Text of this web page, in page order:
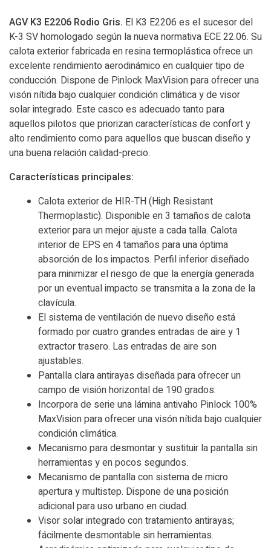
AGV K3 E2206 Rodio Gris. El K3 E2206 es el sucesor del
K-3 SV homologado según la nueva normativa ECE 22.06. Su
calota exterior fabricada en resina termoplástica ofrece un
excelente rendimiento aerodinámico en cualquier tipo de
conducción. Dispone de Pinlock MaxVision para ofrecer una
visón nítida bajo cualquier condición climática y de visor
solar integrado. Este casco es adecuado tanto para
aquellos pilotos que priorizan características de confort y
alto rendimiento como para aquellos que buscan diseño y
una buena relación calidad-precio.
Características principales:
Calota exterior de HIR-TH (High Resistant
Thermoplastic). Disponible en 3 tamaños de calota
exterior para un mejor ajuste a cada talla. Calota
interior de EPS en 4 tamaños para una óptima
absorción de los impactos. Perfil inferior diseñado
para minimizar el riesgo de que la energía generada
por un eventual impacto se transmita a la zona de la
clavícula.
El sistema de ventilación de nuevo diseño está
formado por cuatro grandes entradas de aire y 1
extractor trasero. Las entradas de aire son
ajustables.
Pantalla clara antirayas diseñada para ofrecer un
campo de visión horizontal de 190 grados.
Incorpora de serie una lámina antivaho Pinlock 100%
MaxVision para ofrecer una visón nítida bajo cualquier
condición climática.
Mecanismo para desmontar y sustituir la pantalla sin
herramientas y en pocos segundos.
Mecanismo de pantalla con sistema de micro
apertura y multistep. Dispone de una posición
adicional para uso urbano en ciudad.
Visor solar integrado con tratamiento antirayas;
fácilmente desmontable sin herramientas.